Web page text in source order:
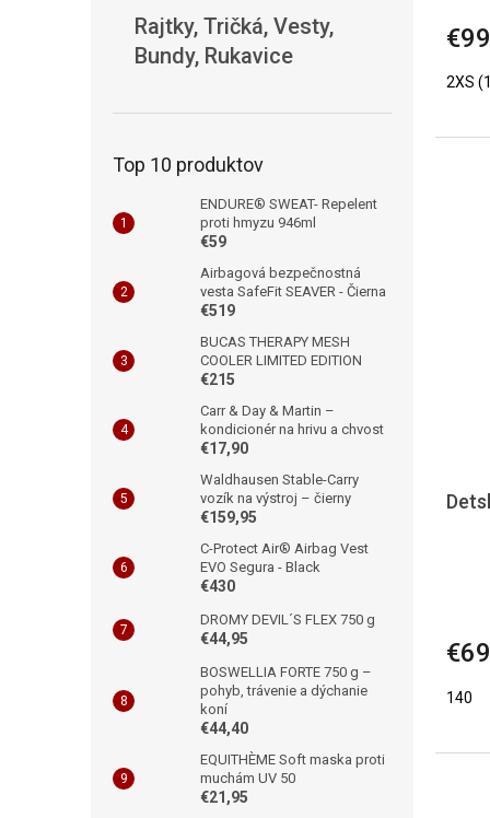
Rajtky, Tričká, Vesty,
Bundy, Rukavice
Top 10 produktov
ENDURE® SWEAT- Repelent
proti hmyzu 946ml
€59
Airbagová bezpečnostná
vesta SafeFit SEAVER - Čierna
€519
BUCAS THERAPY MESH
COOLER LIMITED EDITION
€215
Carr & Day & Martin –
kondicionér na hrivu a chvost
€17,90
Waldhausen Stable-Carry
vozík na výstroj – čierny
€159,95
C-Protect Air® Airbag Vest
EVO Segura - Black
€430
DROMY DEVIL´S FLEX 750 g
€44,95
BOSWELLIA FORTE 750 g –
pohyb, trávenie a dýchanie
koní
€44,40
EQUITHÈME Soft maska proti
muchám UV 50
€21,95
2XS
140